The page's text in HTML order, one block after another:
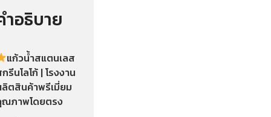
ำอธิบาย
แก้วน้ำสแตนเลส
รีนโลโก้ | โรงงาน
ตสินค้าพรีเมี่ยม
ภาพโดยตรง